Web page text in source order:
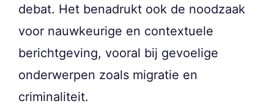
debat. Het benadrukt ook de noodzaak
voor nauwkeurige en contextuele
berichtgeving, vooral bij gevoelige
onderwerpen zoals migratie en
criminaliteit.